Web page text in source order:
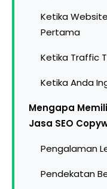
Ketika
Pertama
Ketika Traffic
Ketika Anda
Mengapa
Jasa SEO
Pengalaman
Pendekatan